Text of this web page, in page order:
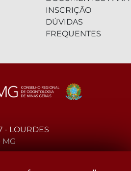
INSCRIÇÃO
DÚVIDAS
FREQUENTES
- LOURDES
MG